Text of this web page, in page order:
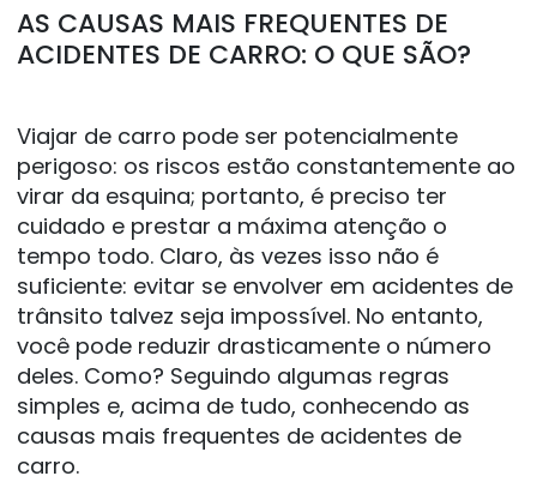
AS CAUSAS MAIS FREQUENTES DE
ACIDENTES DE CARRO: O QUE SÃO?
Viajar de carro pode ser potencialmente
perigoso: os riscos estão constantemente ao
virar da esquina; portanto, é preciso ter
cuidado e prestar a máxima atenção o
tempo todo. Claro, às vezes isso não é
suficiente: evitar se envolver em acidentes de
trânsito talvez seja impossível. No entanto,
você pode reduzir drasticamente o número
deles. Como? Seguindo algumas regras
simples e, acima de tudo, conhecendo as
causas mais frequentes de acidentes de
carro.